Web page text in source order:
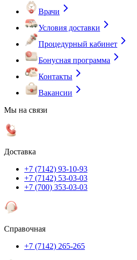
Врачи
Условия доставки
Процедурный кабинет
Бонусная программа
Контакты
Вакансии
Мы на связи
Доставка
+7 (7142) 93-10-93
+7 (7142) 53-03-03
+7 (700) 353-03-03
Справочная
+7 (7142) 265-265